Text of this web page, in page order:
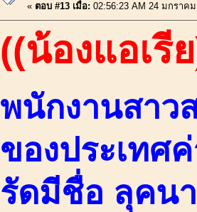
« ตอบ #13 เมื่อ: 02:56:23 AM 24 มกราค
((น้องแอเรี
พนักงานสาว
ของประเทศ
รัดมีชื่อ ลุคน